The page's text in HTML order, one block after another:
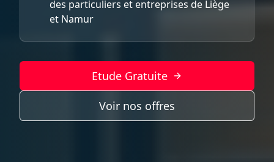
des particuliers et entreprises de Liège
et Namur
Etude Gratuite
Voir nos offres